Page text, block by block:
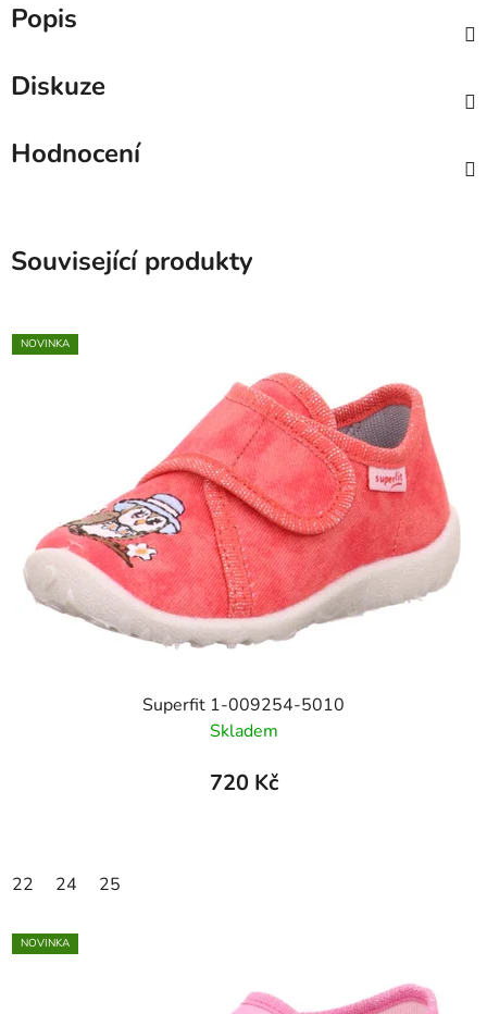
Popis
Diskuze
Hodnocení
Související produkty
NOVINKA
Superfit 1-009254-5010
Skladem
720 Kč
22 24 25
NOVINKA